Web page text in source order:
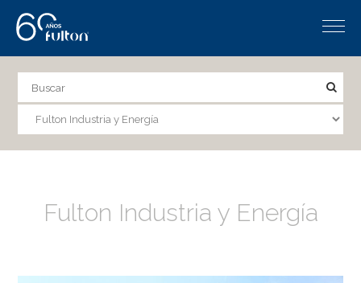
Fulton Industria y Energía